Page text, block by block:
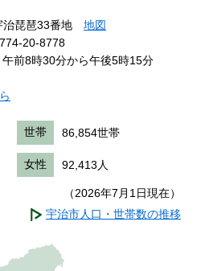
治琵琶33番地 地図
20-8778
前8時30分から午後5時15分
世帯 86,854世帯
女性 92,413人
（2026年7月1日現在）
宇治市人口・世帯数の推移